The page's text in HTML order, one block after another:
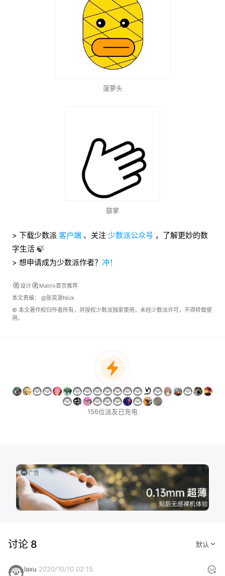
菠萝头
鼓掌
> 下载少数派 客户端 、关注 少数派公众号 ，了解更妙的数
字生活 🍃
> 想申请成为少数派作者？ 冲！
设计
Matrix首页推荐
本文责编： @张奕源Nick
© 本文著作权归作者所有，并授权少数派独家使用，未经少数派许可，不得转载使
用。
156位派友已充电
广告
讨论 8
laxu 2020/10/10 02:15